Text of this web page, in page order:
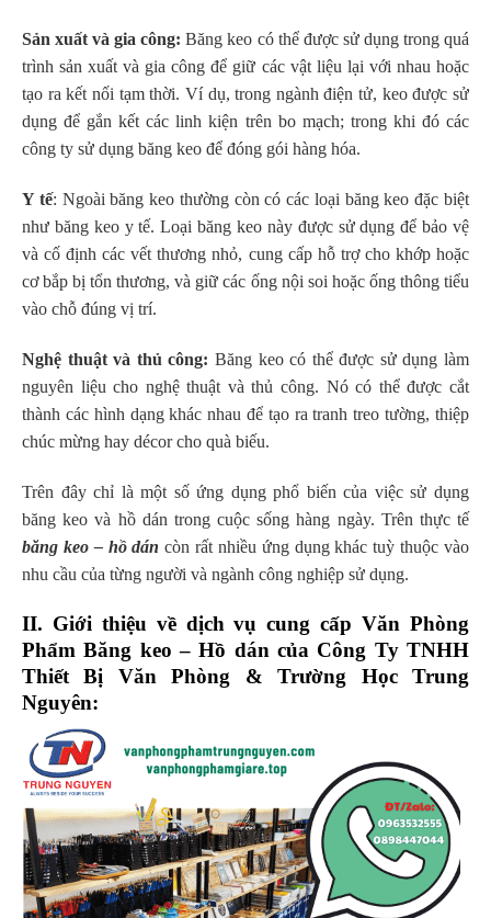
Sản xuất và gia công: Băng keo có thể được sử dụng trong quá
trình sản xuất và gia công để giữ các vật liệu lại với nhau hoặc
tạo ra kết nối tạm thời. Ví dụ, trong ngành điện tử, keo được sử
dụng để gắn kết các linh kiện trên bo mạch; trong khi đó các
công ty sử dụng băng keo để đóng gói hàng hóa.
Y tế: Ngoài băng keo thường còn có các loại băng keo đặc biệt
như băng keo y tế. Loại băng keo này được sử dụng để bảo vệ
và cố định các vết thương nhỏ, cung cấp hỗ trợ cho khớp hoặc
cơ bắp bị tổn thương, và giữ các ống nội soi hoặc ống thông tiểu
vào chỗ đúng vị trí.
Nghệ thuật và thủ công: Băng keo có thể được sử dụng làm
nguyên liệu cho nghệ thuật và thủ công. Nó có thể được cắt
thành các hình dạng khác nhau để tạo ra tranh treo tường, thiệp
chúc mừng hay décor cho quà biếu.
Trên đây chỉ là một số ứng dụng phổ biến của việc sử dụng
băng keo và hồ dán trong cuộc sống hàng ngày. Trên thực tế
băng keo – hồ dán còn rất nhiều ứng dụng khác tuỳ thuộc vào
nhu cầu của từng người và ngành công nghiệp sử dụng.
II. Giới thiệu về dịch vụ cung cấp Văn Phòng
Phẩm Băng keo – Hồ dán của Công Ty TNHH
Thiết Bị Văn Phòng & Trường Học Trung
Nguyên: